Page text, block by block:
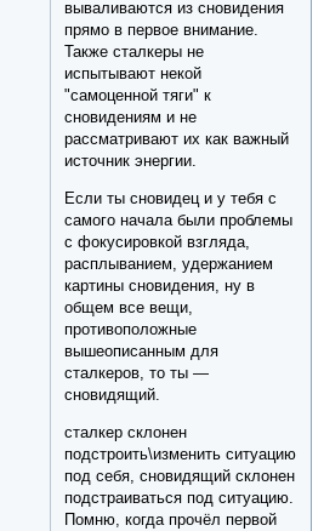
вываливаются из сновидения
прямо в первое внимание.
Также сталкеры не
испытывают некой
"самоценной тяги" к
сновидениям и не
рассматривают их как важный
источник энергии.
Если ты сновидец и у тебя с
самого начала были проблемы
с фокусировкой взгляда,
расплыванием, удержанием
картины сновидения, ну в
общем все вещи,
противоположные
вышеописанным для
сталкеров, то ты —
сновидящий.
сталкер склонен
подстроить\изменить ситуацию
под себя, сновидящий склонен
подстраиваться под ситуацию.
Помню, когда прочёл первой